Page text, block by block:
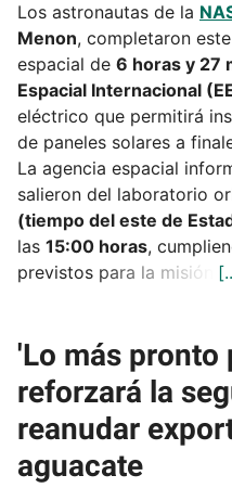
Los astronautas de la
Menon, completaron este
espacial de 6 horas y 27
Espacial Internacional
eléctrico que permitirá
de paneles solares a
La agencia espacial
salieron del laboratorio
(tiempo del este de
las 15:00 horas,
previstos para la misión.
'Lo más pronto
reforzará la
reanudar
aguacate